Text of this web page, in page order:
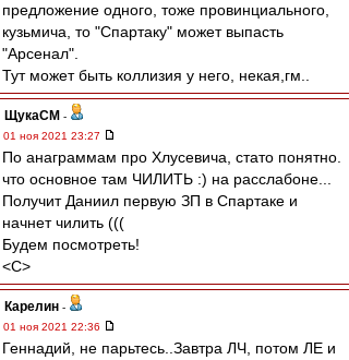
предложение одного, тоже провинциального,
кузьмича, то "Спартаку" может выпасть
"Арсенал".
Тут может быть коллизия у него, некая,гм..
ЩукаСМ -
01 ноя 2021 23:27
По анаграммам про Хлусевича, стато понятно.
что основное там ЧИЛИТЬ :) на расслабоне...
Получит Даниил первую ЗП в Спартаке и
начнет чилить (((
Будем посмотреть!
<C>
Карелин -
01 ноя 2021 22:36
Геннадий, не парьтесь..Завтра ЛЧ, потом ЛЕ и